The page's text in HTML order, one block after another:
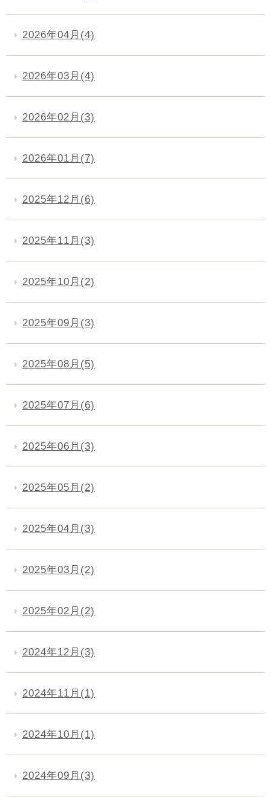
2026年04月(4)
2026年03月(4)
2026年02月(3)
2026年01月(7)
2025年12月(6)
2025年11月(3)
2025年10月(2)
2025年09月(3)
2025年08月(5)
2025年07月(6)
2025年06月(3)
2025年05月(2)
2025年04月(3)
2025年03月(2)
2025年02月(2)
2024年12月(3)
2024年11月(1)
2024年10月(1)
2024年09月(3)